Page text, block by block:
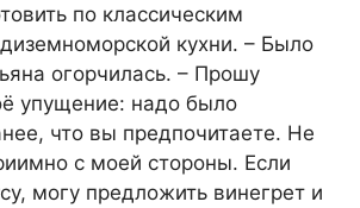
по классическим
кухни. – Было
огорчилась. – Прошу
упущение: надо было
что вы предпочитаете. Не
с моей стороны. Если
могу предложить винегрет и